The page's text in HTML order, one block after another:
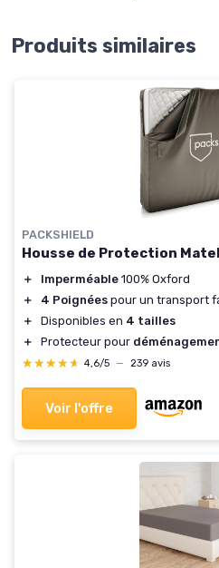
Produits similaires
PACKSHIELD
Housse de Protection
＋ Imperméable 100% Oxford
＋
4 Poignées pour un transport
＋
Disponibles en 4 tailles
＋
Protecteur pour
★★★★★
★★★★★ 4,6/5 — 239 avis
Voir l'offre